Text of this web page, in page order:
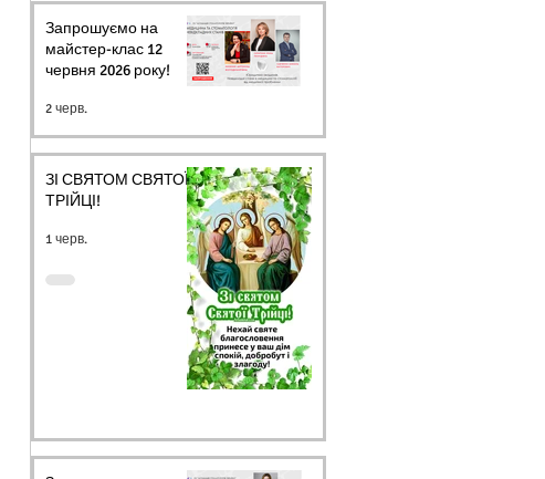
Запрошуємо на
майстер-клас 12
червня 2026 року!
2 черв.
ЗІ СВЯТОМ СВЯТОЇ
ТРІЙЦІ!
1 черв.